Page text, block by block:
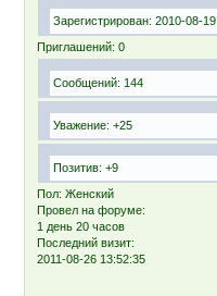
Зарегистрирован: 2010-08-19
Приглашений: 0
Сообщений: 144
Уважение: +25
Позитив: +9
Пол: Женский
Провел на форуме:
1 день 20 часов
Последний визит:
2011-08-26 13:52:35